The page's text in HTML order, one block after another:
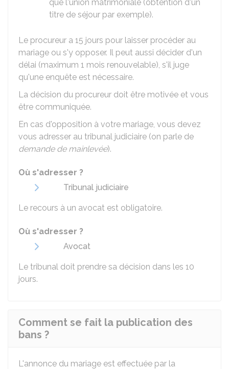
que l'union matrimoniale (obtention d'un
titre de séjour par exemple).
Le procureur a 15 jours pour laisser procéder au
mariage ou s'y opposer. Il peut aussi décider d'un
délai (maximum 1 mois renouvelable), s'il juge
qu'une enquête est nécessaire.
La décision du procureur doit être motivée et vous
être communiquée.
En cas d'opposition à votre mariage, vous devez
vous adresser au tribunal judiciaire (on parle de
demande de mainlevée).
Où s'adresser ?
Tribunal judiciaire
Le recours à un avocat est obligatoire.
Où s'adresser ?
Avocat
Le tribunal doit prendre sa décision dans les 10
jours.
Comment se fait la publication des
bans ?
L'annonce du mariage est effectuée par la